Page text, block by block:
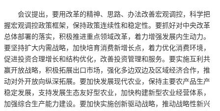
会议提出，要用改革的精神、思路、办法改善宏观调控，科学把
握宏观调控政策框架，保持政策连续性和稳定性。要抓好对中央改革
总体部署的落实，积极推进重点领域改革，着力增强发展内生动力。
要坚持扩大内需战略，加快培育消费新增长点，着力优化消费环境，
促进投资合理增长和结构优化，改善投资管理和服务。要实施互利共
赢开放战略，积极拓展出口市场，强化多边双边及区域经济合作，推
动对外开放向纵深拓展。要加快发展现代农业，保持主要农产品生产
稳定发展，支持发展生态友好型农业，加快构建新型农业经营体系，
加强综合生产能力建设。要加快实施创新驱动战略，推动战略性新兴